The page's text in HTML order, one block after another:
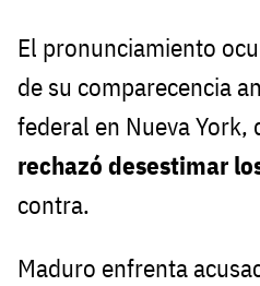
El pronunciamiento
de su comparecencia
federal en Nueva York,
rechazó desestimar
contra.
Maduro enfrenta